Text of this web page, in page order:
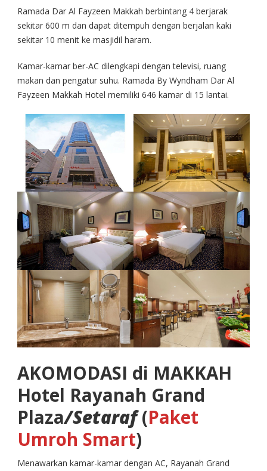
Ramada Dar Al Fayzeen Makkah berbintang 4 berjarak
sekitar 600 m dan dapat ditempuh dengan berjalan kaki
sekitar 10 menit ke masjidil haram.
Kamar-kamar ber-AC dilengkapi dengan televisi, ruang
makan dan pengatur suhu. Ramada By Wyndham Dar Al
Fayzeen Makkah Hotel memiliki 646 kamar di 15 lantai.
AKOMODASI di MAKKAH
Hotel Rayanah Grand
Plaza/Setaraf (Paket
Umroh Smart)
Menawarkan kamar-kamar dengan AC, Rayanah Grand